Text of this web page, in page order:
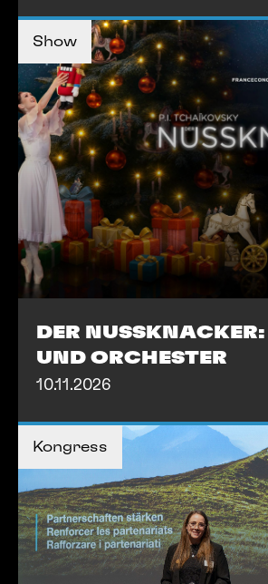
Show
TICKETS
MEHR INFOS
MEHR INFOS
DER
UND ORCHESTER
10.11.2026
Kongress
MEHR INFOS
MEHR INFOS